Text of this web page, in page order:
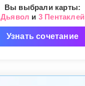
Вы выбрали карты:
Дьявол и 3 Пентаклей
Узнать сочетание